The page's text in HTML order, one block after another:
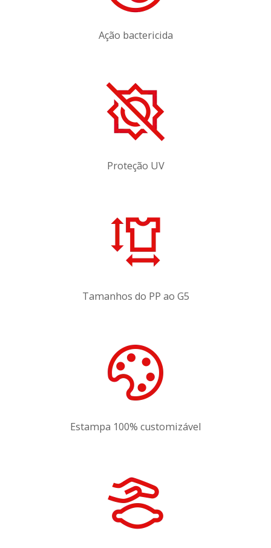
Ação bactericida
Proteção UV
Tamanhos do PP ao G5
Estampa 100% customizável